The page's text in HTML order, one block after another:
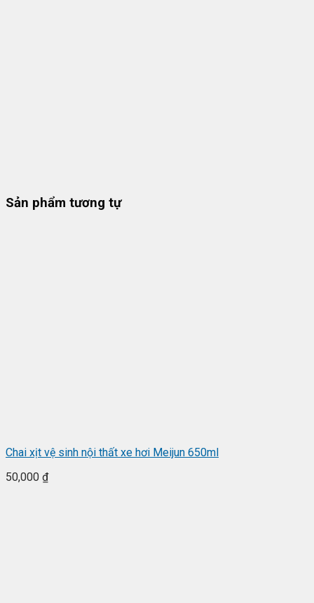
Sản phẩm tương tự
Chai xịt vệ sinh nội thất xe hơi Meijun 650ml
50,000 ₫